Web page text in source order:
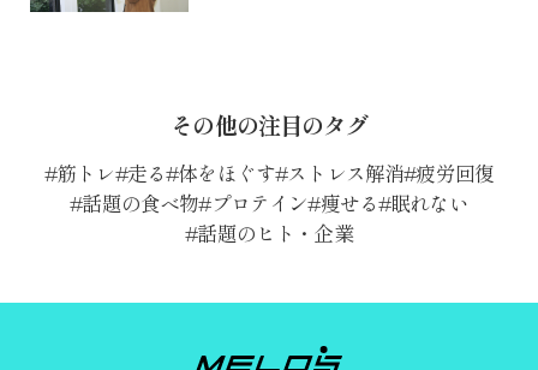
その他の注目のタグ
筋トレ 走る 体をほぐす ストレス解消 疲労回復
話題の食べ物 プロテイン 痩せる 眠れない
話題のヒト・企業